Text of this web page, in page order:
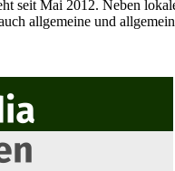
seit Mai 2012. Neben
allgemeine und